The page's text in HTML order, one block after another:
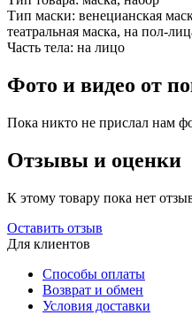
Тип маски: венецианская
театральная маска, на пол-
Часть тела: на лицо
Фото и видео от
Пока никто не прислал нам
Отзывы и оценки
К этому товару пока нет
Оставить отзыв
Для клиентов
Способы оплаты
Возврат и обмен
Условия доставки